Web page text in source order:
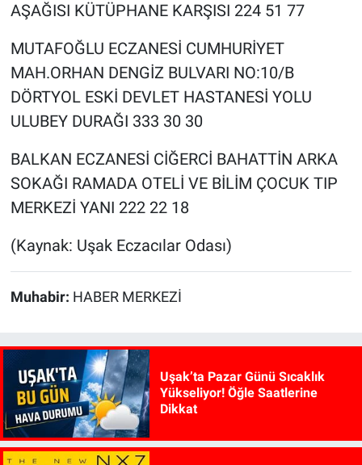
AŞAĞISI KÜTÜPHANE KARŞISI 224 51 77
MUTAFOĞLU ECZANESİ CUMHURİYET
MAH.ORHAN DENGİZ BULVARI NO:10/B
DÖRTYOL ESKİ DEVLET HASTANESİ YOLU
ULUBEY DURAĞI 333 30 30
BALKAN ECZANESİ CİĞERCİ BAHATTİN ARKA
SOKAĞI RAMADA OTELİ VE BİLİM ÇOCUK TIP
MERKEZİ YANI 222 22 18
(Kaynak: Uşak Eczacılar Odası)
Muhabir: HABER MERKEZİ
Uşak’ta Pazar Günü Sıcaklık
Yükseliyor! Öğle Saatlerine
Dikkat